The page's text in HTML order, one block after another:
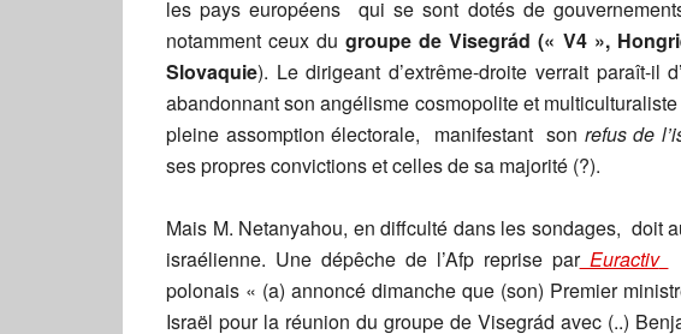
les pays européens qui se sont dotés de
notamment ceux dugroupe de Visegrád (« V4 »,
Slovaquie). Le dirigeant d’extrême-droite verrait paraît-il
abandonnant son angélisme cosmopolite et multiculturaliste
pleine assomption électorale, manifestant son refus de
ses propres convictions et celles de sa majorité (?).
Mais M. Netanyahou, en diffculté dans les sondages, doit
israélienne. Une dépêche de l’Afp reprise parEuractiv
polonais « (a) annoncé dimanche que (son) Premier
Israël pour la réunion du groupe de Visegrád avec (..)